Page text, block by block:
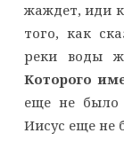
жаждет, иди
того, как
реки воды
Которого
еще не было
Иисус еще не